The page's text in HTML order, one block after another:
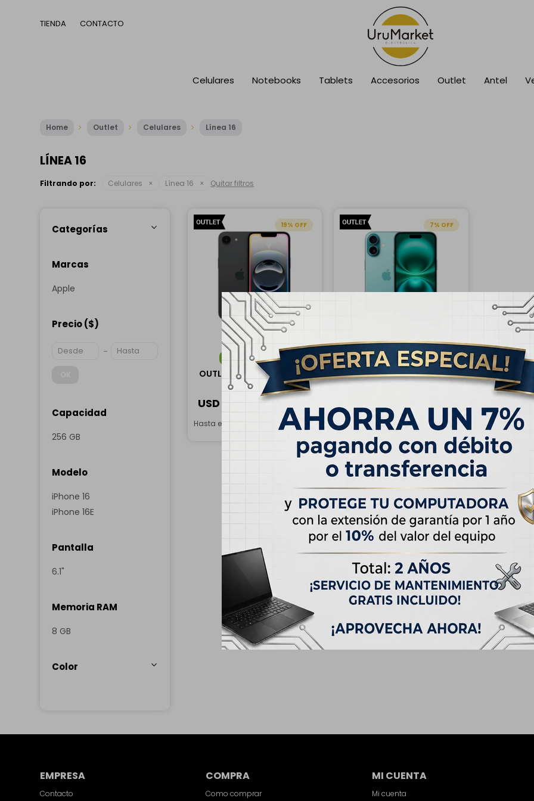
Celulares Notebooks Tablets Accesorios Outlet Antel
TIENDA CONTACTO
Home Outlet Celulares Línea 16
LÍNEA 16
Filtrando por: Celulares Línea 16 Quitar filtros
19
ENVÍO GRATIS
OUTLET - Apple iPhone 16E
256GB - Negro
USD USD 859,00
Hasta en 12 cuotas de USD 57.50
7
ENVÍO GRATIS
OUTLET - Apple iPhone 16
256GB - Verde Azulado
USD 913,00
Hasta en 12 cuotas de USD 76.09
Categorías
Marcas
Apple
Precio($)
Capacidad
256 GB
Modelo
iPhone 16
iPhone 16E
Pantalla
6.1"
Memoria RAM
8 GB
Color
EMPRESA
Contacto
COMPRA
Como comprar
MI CUENTA
Mi cuenta